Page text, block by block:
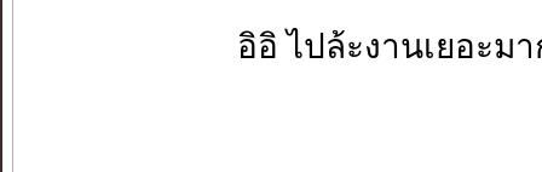
อิอิ ไปล้ะงานเยอะม